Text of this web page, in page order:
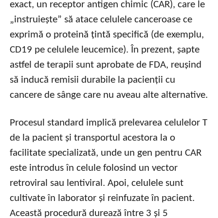
exact, un receptor antigen chimic (CAR), care le
„instruiește” să atace celulele canceroase ce
exprimă o proteină țintă specifică (de exemplu,
CD19 pe celulele leucemice). În prezent, șapte
astfel de terapii sunt aprobate de FDA, reușind
să inducă remisii durabile la pacienții cu
cancere de sânge care nu aveau alte alternative.
Procesul standard implică prelevarea celulelor T
de la pacient și transportul acestora la o
facilitate specializată, unde un gen pentru CAR
este introdus în celule folosind un vector
retroviral sau lentiviral. Apoi, celulele sunt
cultivate în laborator și reinfuzate în pacient.
Această procedură durează între 3 și 5